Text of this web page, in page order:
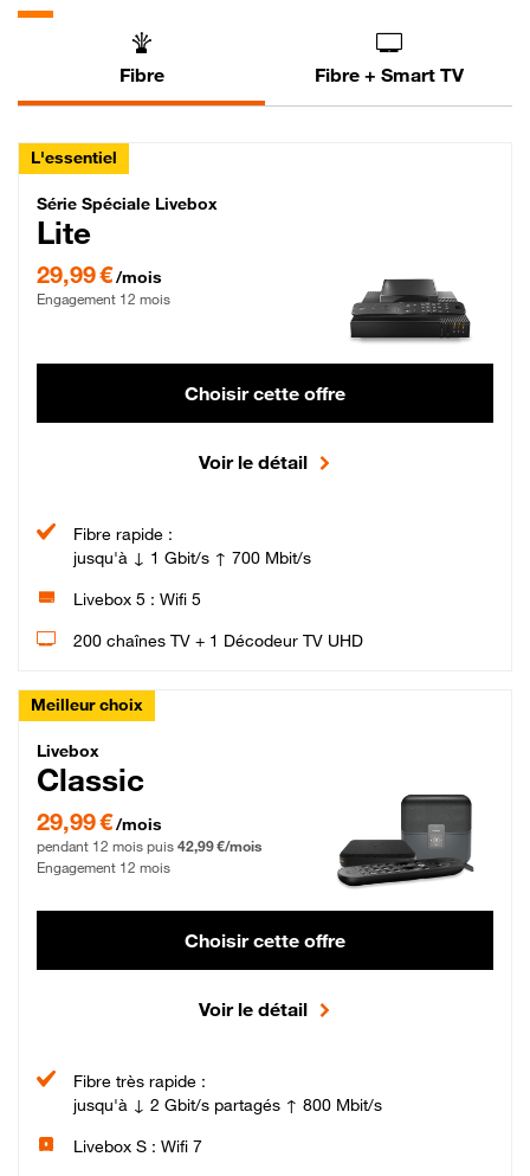
Fibre Fibre + Smart TV
L'essentiel
Série Spéciale Livebox Lite Fibre
Série Spéciale Livebox
Lite
29,99 €/mois
Engagement 12 mois
Choisir cette offre
Voir le détail
Fibre rapide :
jusqu'à ↓ 1 Gbit/s ↑ 700 Mbit/s
Livebox 5 : Wifi 5
200 chaînes TV + 1 Décodeur TV UHD
Meilleur choix
Livebox Classic Fibre
Livebox
Classic
29,99 € par mois pendant 12 mois puis 42,99 € par mois, Engagement 12 mois
29,99 €/mois
pendant 12 mois puis 42,99 €/mois
Engagement 12 mois
Choisir cette offre
Voir le détail
Fibre très rapide :
jusqu'à ↓ 2 Gbit/s partagés ↑ 800 Mbit/s
Livebox S : Wifi 7